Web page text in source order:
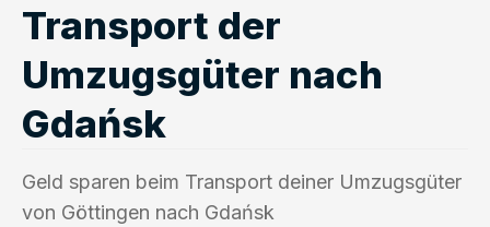
Transport der
Umzugsgüter nach
Gdańsk
Geld sparen beim Transport deiner Umzugsgüter
von Göttingen nach Gdańsk